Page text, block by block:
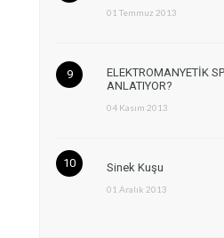
01 Temmuz 2013
ELEKTROMANYETİK
ANLATIYOR?
04 Kasım 2013
Sinek Kuşu
01 Aralık 2013